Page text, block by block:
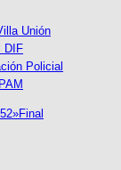
Unión
DIF
Policial
»Final